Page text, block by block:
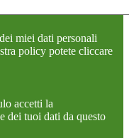
miei dati personali
policy potete cliccare
accetti la
dei tuoi dati da questo